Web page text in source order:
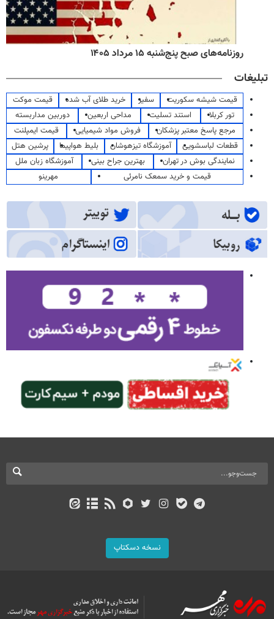
روزنامه‌های صبح پنج‌شنبه ۱۵ مرداد ۱۴۰۵
تبلیغات
قیمت شیشه سکوریت سفیر خرید طلای آب شده
قیمت موکت
تور کربلا
استند تسلیت مداحی اربعین
دوربین مداربسته
مرجع پاسخ معتبر پزشکان
فروش مواد شیمیایی
قیمت ایمپلنت
قطعات لباسشویی
آموزشگاه تیزهوشان بلیط هواپیما
پرشین هتل
نمایندگی بوش در تهران
بهترین جراح بینی
آموزشگاه زبان ملل
قیمت و خرید سمعک نامرئی
مهرینو
نسخه دسکتاپ